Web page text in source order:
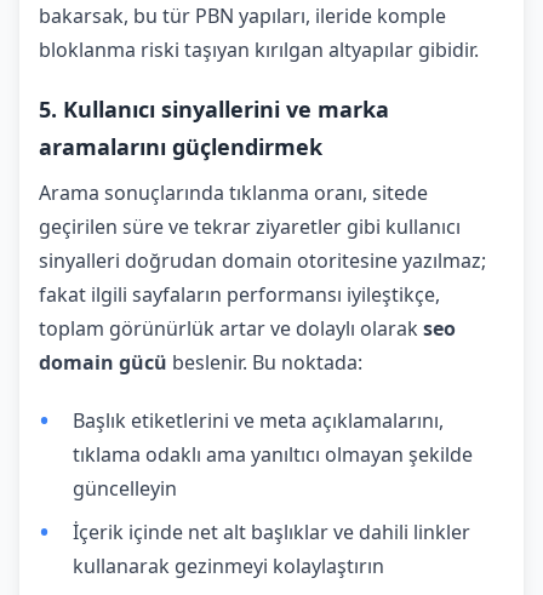
bakarsak, bu tür PBN yapıları, ileride komple
bloklanma riski taşıyan kırılgan altyapılar gibidir.
5. Kullanıcı sinyallerini ve marka
aramalarını güçlendirmek
Arama sonuçlarında tıklanma oranı, sitede
geçirilen süre ve tekrar ziyaretler gibi kullanıcı
sinyalleri doğrudan domain otoritesine yazılmaz;
fakat ilgili sayfaların performansı iyileştikçe,
toplam görünürlük artar ve dolaylı olarak seo
domain gücü beslenir. Bu noktada:
Başlık etiketlerini ve meta açıklamalarını,
tıklama odaklı ama yanıltıcı olmayan şekilde
güncelleyin
İçerik içinde net alt başlıklar ve dahili linkler
kullanarak gezinmeyi kolaylaştırın